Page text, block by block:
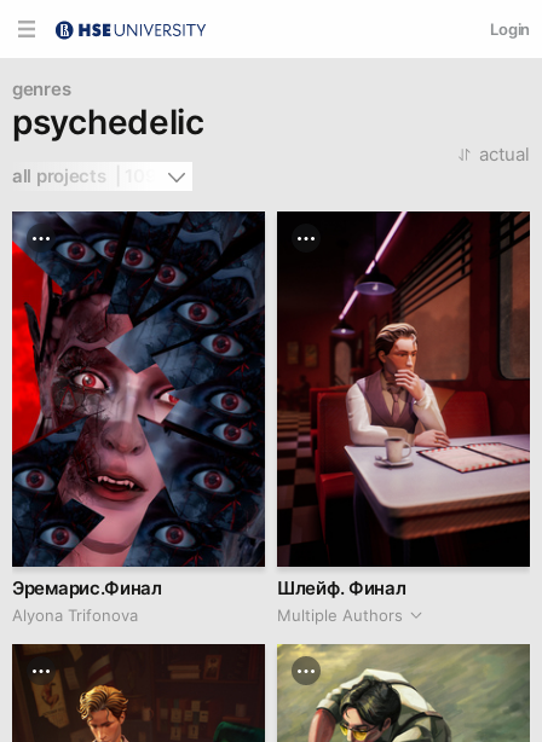
Login
genres
psychedelic
all projects  | 109
actual
Эремарис.Финал
Alyona Trifonova
Шлейф. Финал
Multiple Authors